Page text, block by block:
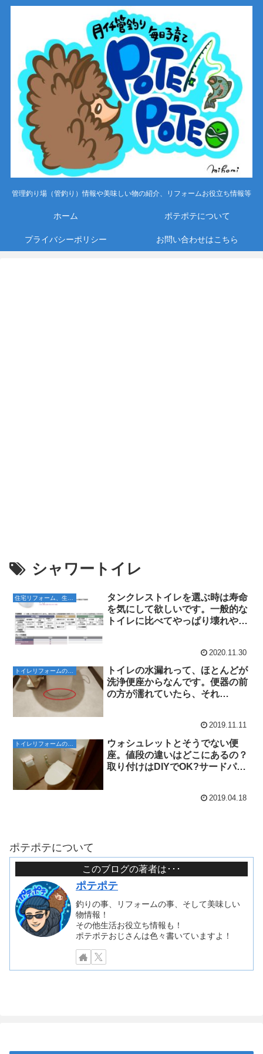
管理釣り場（管釣り）情報や美味しい物の紹介、リフォームお役立ち情報等
ホーム ポテポテについて
プライバシーポリシー お問い合わせはこちら
シャワートイレ
住宅リフォーム、生活お役立ち情報
タンクレストイレを選ぶ時は寿命
を気にして欲しいです。一般的な
トイレに比べてやっぱり壊れやす
2020.11.30
トイレの水漏れって、ほとんどが
洗浄便座からなんです。便器の前
の方が濡れていたら、それ
2019.11.11
ウォシュレットとそうでない便
座。値段の違いはどこにあるの？
取り付けはDIYでOK?サードパー
2019.04.18
ポテポテについて
このブログの著者は･･･
ポテポテ
釣りの事、リフォームの事、そして美味しい
物情報！
その他生活お役立ち情報も！
ポテポテおじさんは色々書いていますよ！